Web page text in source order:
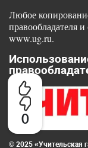
0
Любое
правообладателя
www.ug.ru.
© 2025 «Учительская